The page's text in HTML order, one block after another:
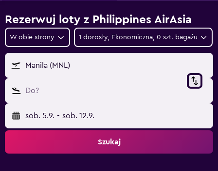
Rezerwuj loty z Philippines AirAsia
W obie strony 1 dorosły, Ekonomiczna, 0 szt. bagażu
Manila (MNL)
Do?
sob. 5.9. - sob. 12.9.
Szukaj